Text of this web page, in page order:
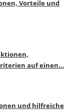
Vorteile und
auf einen…
und hilfreiche